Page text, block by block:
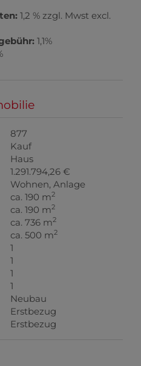
1,2 % zzgl. Mwst excl.
1,1%
877
Kauf
Haus
1.291.794,26 €
Wohnen Anlage
ca. 190 m2
ca. 190 m2
ca. 736 m2
ca. 500 m2
1
1
1
1
Neubau
Erstbezug
Erstbezug